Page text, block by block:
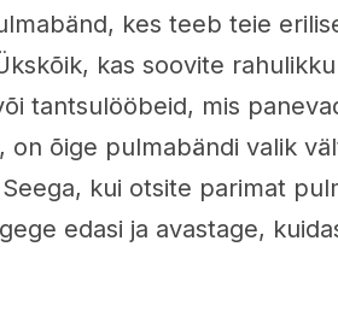
kes teeb teie
kas soovite
tantsulööbeid, mis
on õige pulmabändi valik
kui otsite parimat
edasi ja avastage,